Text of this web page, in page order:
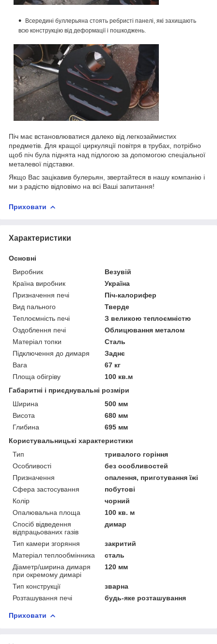
Всередині буллерьяна стоять ребристі панелі, які захищають
всю конструкцію від деформації і пошкоджень.
Піч має встановлюватися далеко від легкозаймистих
предметів. Для кращої циркуляції повітря в трубах, потрібно
щоб піч була піднята над підлогою за допомогою спеціальної
металевої підставки.
Якщо Вас зацікавив булерьян, звертайтеся в нашу компанію і
ми з радістю відповімо на всі Ваші запитання!
Приховати
Характеристики
Основні
Виробник
Везувій
Країна виробник
Україна
Призначення печі
Піч-калорифер
Вид пального
Тверде
Теплоємність печі
З великою теплоємністю
Оздоблення печі
Облицювання металом
Матеріал топки
Сталь
Підключення до димаря
Заднє
Вага
67 кг
Площа обігріву
100 кв.м
Габаритні і приєднувальні розміри
Ширина
500 мм
Висота
680 мм
Глибина
695 мм
Користувальницькі характеристики
Тип
тривалого горіння
Особливості
без особливостей
Призначення
опалення, приготування їжі
Сфера застосування
побутові
Колір
чорний
Опалювальна площа
100 кв. м
Спосіб відведення
відпрацьованих газів
димар
Тип камери згоряння
закритий
Матеріал теплообмінника
сталь
Діаметр/ширина димаря
при окремому димарі
120 мм
Тип конструкції
зварна
Розташування печі
будь-яке розташування
Приховати